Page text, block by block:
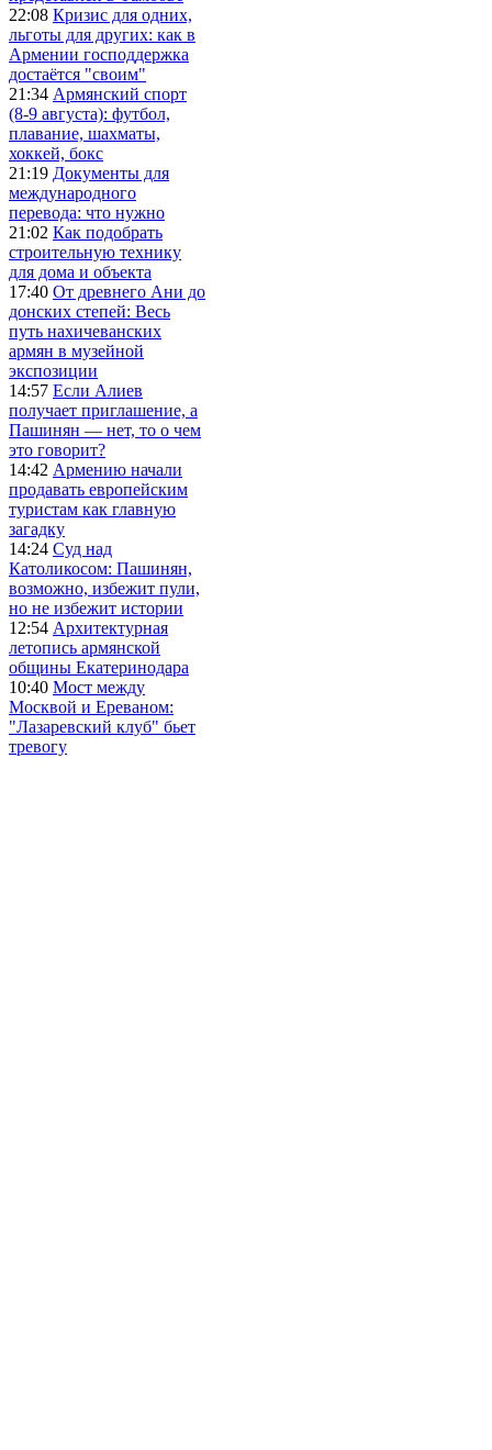
22:08 Кризис для одних,
льготы для других: как в
Армении господдержка
достаётся "своим"
21:34 Армянский спорт
(8-9 августа): футбол,
плавание, шахматы,
хоккей, бокс
21:19 Документы для
международного
перевода: что нужно
21:02 Как подобрать
строительную технику
для дома и объекта
17:40 От древнего Ани до
донских степей: Весь
путь нахичеванских
армян в музейной
экспозиции
14:57 Если Алиев
получает приглашение, а
Пашинян — нет, то о чем
это говорит?
14:42 Армению начали
продавать европейским
туристам как главную
загадку
14:24 Суд над
Католикосом: Пашинян,
возможно, избежит пули,
но не избежит истории
12:54 Архитектурная
летопись армянской
общины Екатеринодара
10:40 Мост между
Москвой и Ереваном:
"Лазаревский клуб" бьет
тревогу